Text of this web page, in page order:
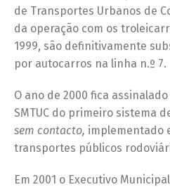
de Transportes Urbanos de
da operação com os
1999, são definitivamente
por autocarros na linha n.º 7.
O ano de 2000 fica
SMTUC do primeiro sistema
sem contacto, implementado
transportes públicos
Em 2001 o Executivo